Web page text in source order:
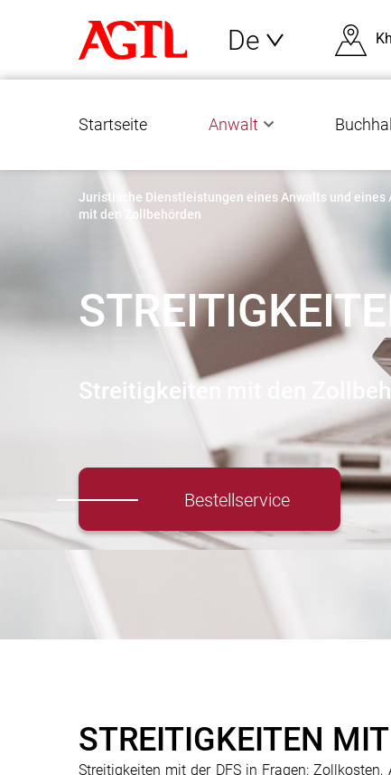
De
Startseite Anwalt
Juristische Dienstleistungen eines Anwalts und eines
mit den Zollbehörden
Streitigkeiten mit den
Bestellservice
STREITIGKEITEN
Streitigkeiten mit der DFS in Fragen: